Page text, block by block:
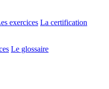
exercices La certification
Le glossaire